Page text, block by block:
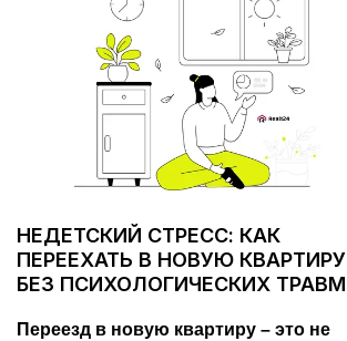
НЕДЕТСКИЙ СТРЕСС: КАК
ПЕРЕЕХАТЬ В НОВУЮ КВАРТИРУ
БЕЗ ПСИХОЛОГИЧЕСКИХ ТРАВМ
Переезд в новую квартиру – это не